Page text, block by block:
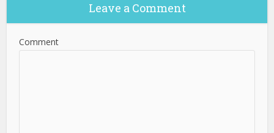
Leave a Comment
Comment